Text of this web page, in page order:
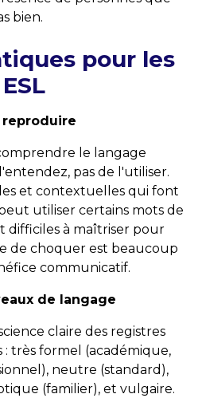
bien.
pour les
reproduire
le langage
pas de l'utiliser.
et contextuelles qui font
utiliser certains mots de
difficiles à maîtriser pour
de choquer est beaucoup
communicatif.
de langage
claire des registres
: très formel (académique,
neutre (standard),
(familier), et vulgaire.